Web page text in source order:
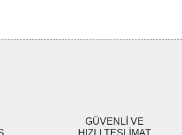
daha pahalı.
alternatifler olmalı.
GÜVENLİ VE